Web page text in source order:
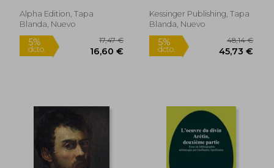
(en Francés)
Alpha Edition, Tapa
Blanda, Nuevo
Kessinger Publishing, Tapa
Blanda, Nuevo